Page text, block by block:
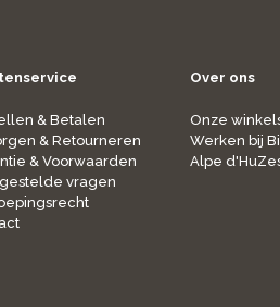
& Betalen
& Retourneren
& Voorwaarden
vragen
Over ons
Onze
Werken bij
Alpe